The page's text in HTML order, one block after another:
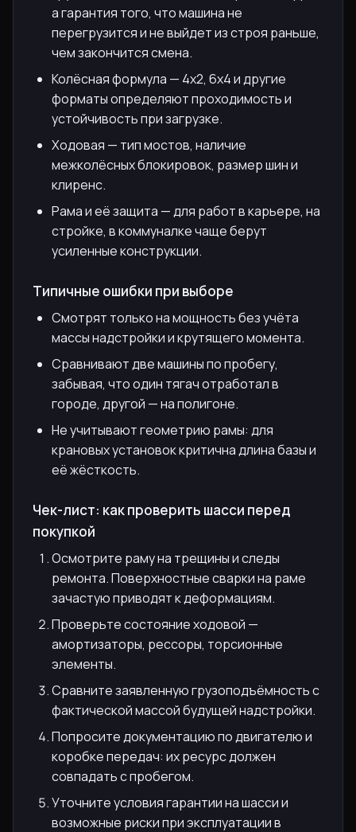
а гарантия того, что машина не
перегрузится и не выйдет из строя раньше,
чем закончится смена.
Колёсная формула — 4х2, 6х4 и другие
форматы определяют проходимость и
устойчивость при загрузке.
Ходовая — тип мостов, наличие
межколёсных блокировок, размер шин и
клиренс.
Рама и её защита — для работ в карьере, на
стройке, в коммуналке чаще берут
усиленные конструкции.
Типичные ошибки при выборе
Смотрят только на мощность без учёта
массы надстройки и крутящего момента.
Сравнивают две машины по пробегу,
забывая, что один тягач отработал в
городе, другой — на полигоне.
Не учитывают геометрию рамы: для
крановых установок критична длина базы и
её жёсткость.
Чек-лист: как проверить шасси перед
покупкой
Осмотрите раму на трещины и следы
ремонта. Поверхностные сварки на раме
зачастую приводят к деформациям.
Проверьте состояние ходовой —
амортизаторы, рессоры, торсионные
элементы.
Сравните заявленную грузоподъёмность с
фактической массой будущей надстройки.
Попросите документацию по двигателю и
коробке передач: их ресурс должен
совпадать с пробегом.
Уточните условия гарантии на шасси и
возможные риски при эксплуатации в